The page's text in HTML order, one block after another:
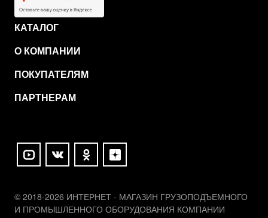
КАТАЛОГ
О КОМПАНИИ
ПОКУПАТЕЛЯМ
ПАРТНЕРАМ
© 2018-2026 ИНТЕРНЕТ - МАГАЗИН ГРУЗОПОДЪЕМНОГО
И ПРОМЫШЛЕННОГО ОБОРУДОВАНИЯ КОМПАНИИ